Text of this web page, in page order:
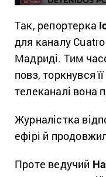
Так, репортерка
для каналу
Мадриді. Тим
повз, торкнувся
телеканалі вона
Журналістка
ефірі й
Проте ведучий